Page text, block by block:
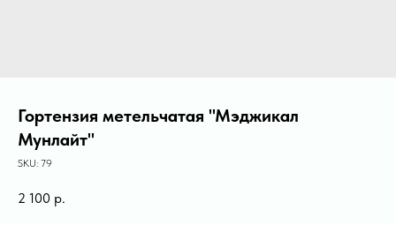
Гортензия метельчатая "Мэджикал
Мунлайт"
SKU: 79
2 100 р.